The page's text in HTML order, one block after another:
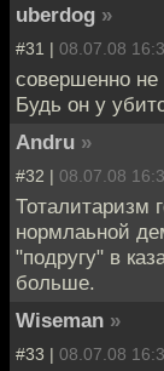
uberdog »
#31 | 08.07.08
совершенно не
Будь он у
Andru »
#32 | 08.07.08
Тоталитаризм
нормлаьной
"подругу" в
больше.
Wiseman »
#33 | 08.07.08